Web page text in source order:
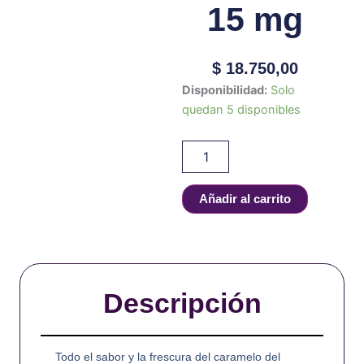
15 mg
$18.750,00
Disponibilidad: Solo
quedan 5 disponibles
Akuario
SALT
MENTA
-
30
ml
mg
Añadir al carrito
Descripción
Todo el sabor y la frescura del caramelo del